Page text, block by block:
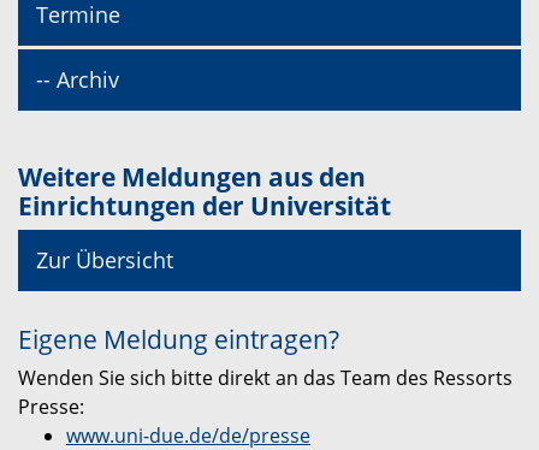
Termine
-- Archiv
Weitere Meldungen aus den
Einrichtungen der Universität
Zur Übersicht
Eigene Meldung eintragen?
Wenden Sie sich bitte direkt an das Team des Ressorts
Presse:
www.uni-due.de/de/presse